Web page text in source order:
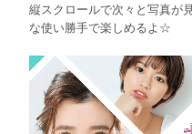
縦スクロールで次々と写真が
な使い勝手で楽しめるよ☆